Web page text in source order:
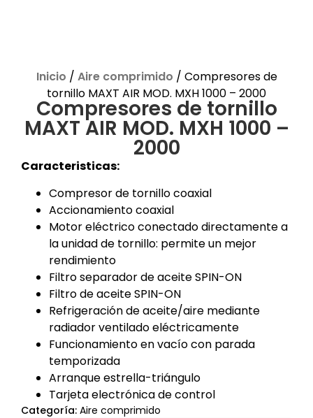
Inicio / Aire comprimido / Compresores de
tornillo MAXT AIR MOD. MXH 1000 – 2000
Compresores de tornillo
MAXT AIR MOD. MXH 1000 –
2000
Caracteristicas:
Compresor de tornillo coaxial
Accionamiento coaxial
Motor eléctrico conectado directamente a
la unidad de tornillo: permite un mejor
rendimiento
Filtro separador de aceite SPIN-ON
Filtro de aceite SPIN-ON
Refrigeración de aceite/aire mediante
radiador ventilado eléctricamente
Funcionamiento en vacío con parada
temporizada
Arranque estrella-triángulo
Tarjeta electrónica de control
Categoría: Aire comprimido